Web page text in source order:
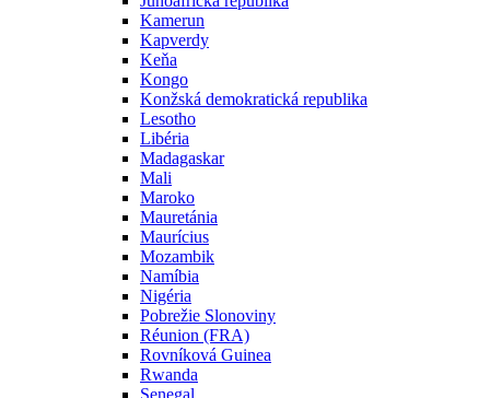
Kamerun
Kapverdy
Keňa
Kongo
Konžská demokratická republika
Lesotho
Libéria
Madagaskar
Mali
Maroko
Mauretánia
Maurícius
Mozambik
Namíbia
Nigéria
Pobrežie Slonoviny
Réunion (FRA)
Rovníková Guinea
Rwanda
Senegal